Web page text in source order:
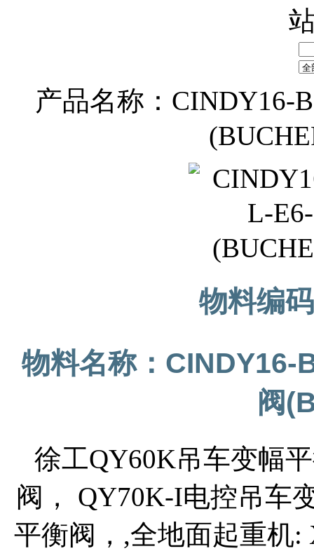
产品名称：CINDY16-
物料编
物料名称： CINDY16-
阀
徐工QY60K吊车变幅
阀， QY70K-I电控吊车
平衡阀，,全地面起重机: